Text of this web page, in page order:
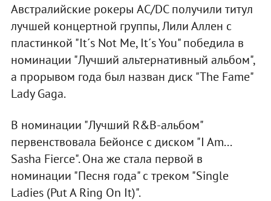
Австралийские рокеры AC/DC получили титул
лучшей концертной группы, Лили Аллен с
пластинкой "It´s Not Me, It´s You" победила в
номинации "Лучший альтернативный альбом",
а прорывом года был назван диск "The Fame"
Lady Gaga.
В номинации "Лучший R&B-альбом"
первенствовала Бейонсе с диском "I Am...
Sasha Fierce". Она же стала первой в
номинации "Песня года" с треком "Single
Ladies (Put A Ring On It)".